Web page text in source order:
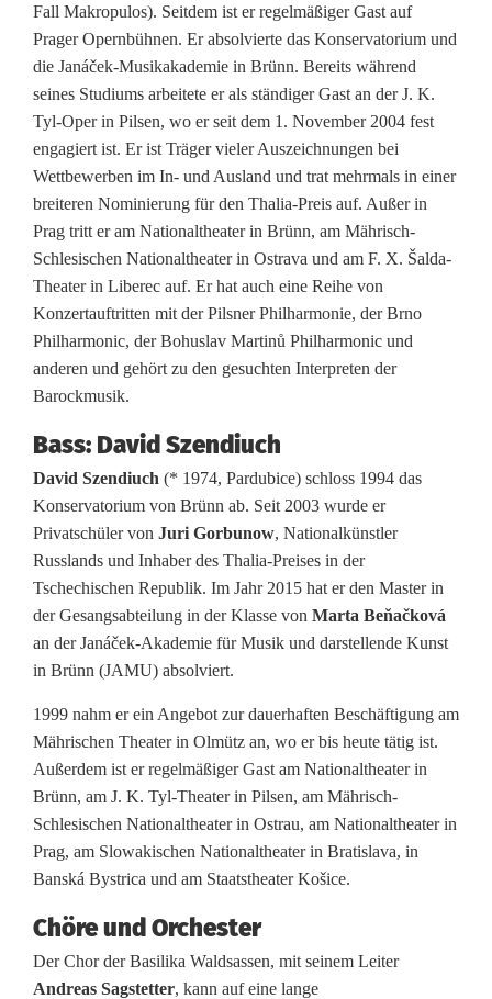
Fall Makropulos). Seitdem ist er regelmäßiger Gast auf
Prager Opernbühnen. Er absolvierte das Konservatorium und
die Janáček-Musikakademie in Brünn. Bereits während
seines Studiums arbeitete er als ständiger Gast an der J. K.
Tyl-Oper in Pilsen, wo er seit dem 1. November 2004 fest
engagiert ist. Er ist Träger vieler Auszeichnungen bei
Wettbewerben im In- und Ausland und trat mehrmals in einer
breiteren Nominierung für den Thalia-Preis auf. Außer in
Prag tritt er am Nationaltheater in Brünn, am Mährisch-
Schlesischen Nationaltheater in Ostrava und am F. X. Šalda-
Theater in Liberec auf. Er hat auch eine Reihe von
Konzertauftritten mit der Pilsner Philharmonie, der Brno
Philharmonic, der Bohuslav Martinů Philharmonic und
anderen und gehört zu den gesuchten Interpreten der
Barockmusik.
Bass: David Szendiuch
David Szendiuch (* 1974, Pardubice) schloss 1994 das
Konservatorium von Brünn ab. Seit 2003 wurde er
Privatschüler von Juri Gorbunow, Nationalkünstler
Russlands und Inhaber des Thalia-Preises in der
Tschechischen Republik. Im Jahr 2015 hat er den Master in
der Gesangsabteilung in der Klasse von Marta Beňačková
an der Janáček-Akademie für Musik und darstellende Kunst
in Brünn (JAMU) absolviert.
1999 nahm er ein Angebot zur dauerhaften Beschäftigung am
Mährischen Theater in Olmütz an, wo er bis heute tätig ist.
Außerdem ist er regelmäßiger Gast am Nationaltheater in
Brünn, am J. K. Tyl-Theater in Pilsen, am Mährisch-
Schlesischen Nationaltheater in Ostrau, am Nationaltheater in
Prag, am Slowakischen Nationaltheater in Bratislava, in
Banská Bystrica und am Staatstheater Košice.
Chöre und Orchester
Der Chor der Basilika Waldsassen, mit seinem Leiter
Andreas Sagstetter, kann auf eine lange